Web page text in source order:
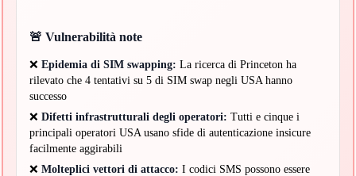
🚨 Vulnerabilità note
❌ Epidemia di SIM swapping: La ricerca di Princeton ha
rilevato che 4 tentativi su 5 di SIM swap negli USA hanno
successo
❌ Difetti infrastrutturali degli operatori: Tutti e cinque i
principali operatori USA usano sfide di autenticazione insicure
facilmente aggirabili
❌ Molteplici vettori di attacco: I codici SMS possono essere